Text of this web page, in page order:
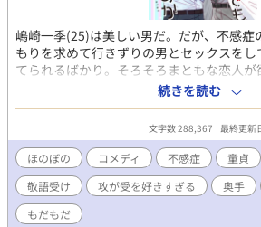
嶋崎一季(25)は美しい男だ。だが、不感症
もりを求めて行きずりの男とセックスを
てられるばかり。そろそろまともな恋人が
スに自信がない。セックスをしてしまえば
捨てられるーーネガティブな不安に囚われ
あいに臆病になっていた。そんな時、一
引っ越してきた男の荷ほどきを手伝うこ
合って欲しいと言われるが……！？ 童貞
不感症に悩む美人大学事務員(25)。受け攻
ます。 ☆7/21より、夏の番外編を不定期
続きを読む
文字数 288,367 最終更新
ほのぼの コメディ 不感症 童貞
敬語受け
攻が受を好きすぎる 奥手
もだもだ